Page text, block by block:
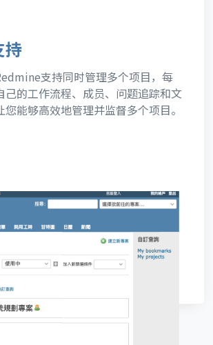
持
支持同时管理多个项目，每
己的工作流程、成员、问题追踪和文
能够高效地管理并监督多个项目。